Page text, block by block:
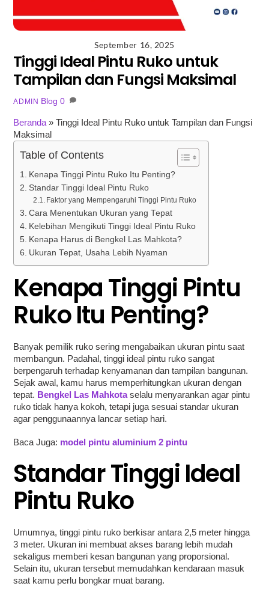
September 16, 2025
Tinggi Ideal Pintu Ruko untuk
Tampilan dan Fungsi Maksimal
ADMIN Blog 0
Beranda »Tinggi Ideal Pintu Ruko untuk Tampilan dan Fungsi
Maksimal
Table of Contents
Kenapa Tinggi Pintu Ruko Itu Penting?
Standar Tinggi Ideal Pintu Ruko
Faktor yang Mempengaruhi Tinggi Pintu Ruko
Cara Menentukan Ukuran yang Tepat
Kelebihan Mengikuti Tinggi Ideal Pintu Ruko
Kenapa Harus di Bengkel Las Mahkota?
Ukuran Tepat, Usaha Lebih Nyaman
Kenapa Tinggi Pintu
Ruko Itu Penting?
Banyak pemilik ruko sering mengabaikan ukuran pintu saat
membangun. Padahal, tinggi ideal pintu ruko sangat
berpengaruh terhadap kenyamanan dan tampilan bangunan.
Sejak awal, kamu harus memperhitungkan ukuran dengan
tepat. Bengkel Las Mahkotaselalu menyarankan agar pintu
ruko tidak hanya kokoh, tetapi juga sesuai standar ukuran
agar penggunaannya lancar setiap hari.
Baca Juga: model pintu aluminium 2 pintu
Standar Tinggi Ideal
Pintu Ruko
Umumnya, tinggi pintu ruko berkisar antara 2,5 meter hingga
3 meter. Ukuran ini membuat akses barang lebih mudah
sekaligus memberi kesan bangunan yang proporsional.
Selain itu, ukuran tersebut memudahkan kendaraan masuk
saat kamu perlu bongkar muat barang.